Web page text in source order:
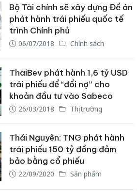
Bộ Tài chính sẽ xây dựng Đề án
phát hành trái phiếu quốc tế
trình Chính phủ
06/07/2018 Chính sách
ThaiBev phát hành 1,6 tỷ USD
trái phiếu để “đổi nợ” cho
khoản đầu tư vào Sabeco
26/03/2018 Thị trường
Thái Nguyên: TNG phát hành
trái phiếu 150 tỷ đồng đảm
bảo bằng cổ phiếu
22/09/2020 Sản phẩm